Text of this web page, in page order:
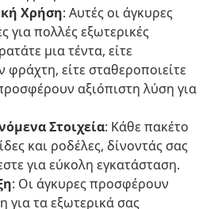
Χρήση: Αυτές οι άγκυρες
για πολλές εξωτερικές
μια τέντα, είτε
φράχτη, είτε σταθεροποιείτε
αξιόπιστη λύση για
Στοιχεία: Κάθε πακέτο
και ροδέλες, δίνοντάς σας
για εύκολη εγκατάσταση.
: Οι άγκυρες προσφέρουν
για τα εξωτερικά σας